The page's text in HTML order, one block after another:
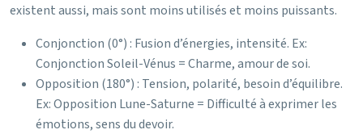
existent aussi, mais sont moins utilisés et moins puissants.
Conjonction (0°) : Fusion d’énergies, intensité. Ex:
Conjonction Soleil-Vénus = Charme, amour de soi.
Opposition (180°) : Tension, polarité, besoin d’équilibre.
Ex: Opposition Lune-Saturne = Difficulté à exprimer les
émotions, sens du devoir.